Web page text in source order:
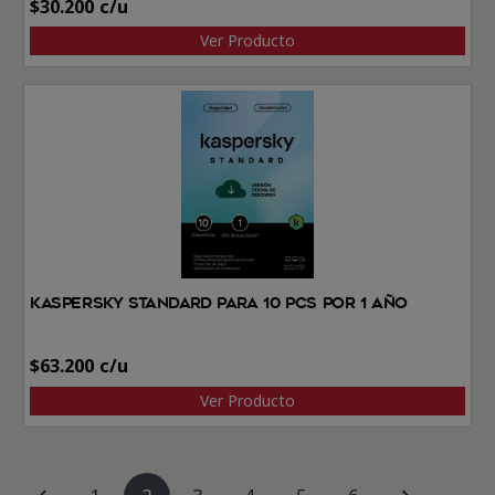
$30.200
Ver Producto
Kaspersky Standard Para 10 PCs por 1 Año
$63.200
Ver Producto